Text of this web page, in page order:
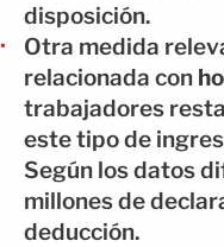
disposición.
Otra medida
relacionada con
trabajadores
este tipo de
Según los datos
millones de
deducción.